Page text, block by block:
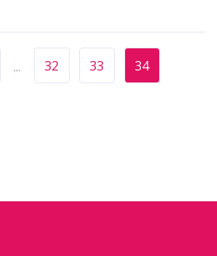
... 32 33 34